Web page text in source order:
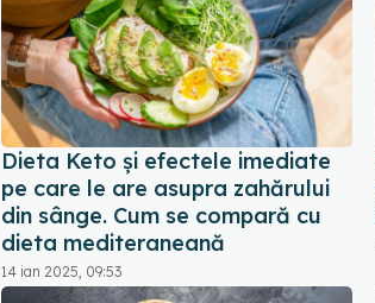
Dieta Keto și efectele imediate
pe care le are asupra zahărului
din sânge. Cum se compară cu
dieta mediteraneană
14 ian 2025, 09:53